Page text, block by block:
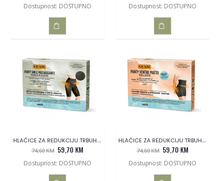
Dostupnost: DOSTUPNO
U
KOŠARICU
Dostupnost: DOSTUPNO
U
KOŠARICU
HLAČICE ZA REDUKCIJU TRBUHA (PANTY VENTRE PIATTO) L-XL
74,60 KM 59,70 KM
Dostupnost: DOSTUPNO
HLAČICE ZA REDUKCIJU TRBUHA(PANTY VENTRE PIATTO S-M
74,60 KM 59,70 KM
Dostupnost: DOSTUPNO